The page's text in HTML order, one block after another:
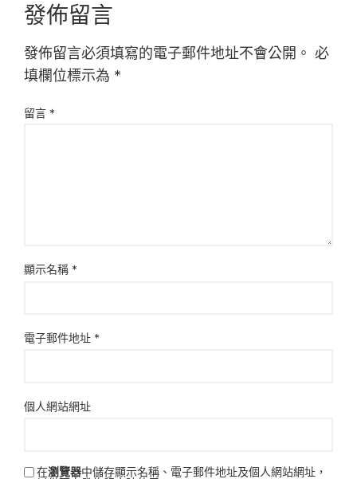
發佈留言
發佈留言必須填寫的電子郵件地址不會公開。 必
填欄位標示為 *
留言 *
顯示名稱 *
電子郵件地址 *
個人網站網址
在瀏覽器中儲存顯示名稱、電子郵件地址及個人網站網址，